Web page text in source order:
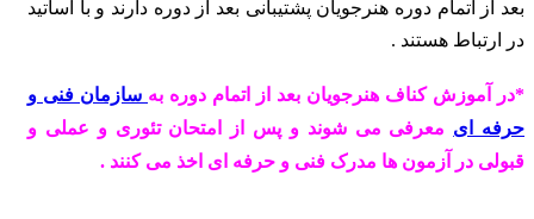
بعد از اتمام دوره هنرجویان پشتیبانی بعد از دوره دارند و با اساتید
در ارتباط هستند .
*در آموزش کناف هنرجویان بعد از اتمام دوره به سازمان فنی و
حرفه ای معرفی می شوند و پس از امتحان تئوری و عملی و
قبولی در آزمون ها مدرک فنی و حرفه ای اخذ می کنند .